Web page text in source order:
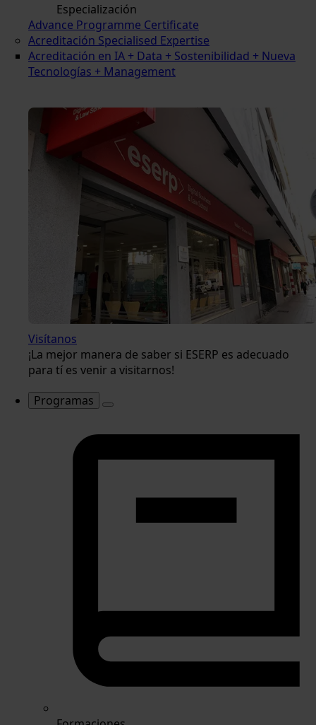
Especialización
Advance Programme Certificate
Acreditación Specialised Expertise
Acreditación en IA + Data + Sostenibilidad + Nueva
Tecnologías + Management
Visítanos
¡La mejor manera de saber si ESERP es adecuado
para tí es venir a visitarnos!
Programas